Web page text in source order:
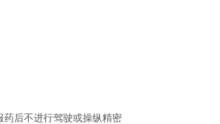
药后不进行驾驶或操纵精密